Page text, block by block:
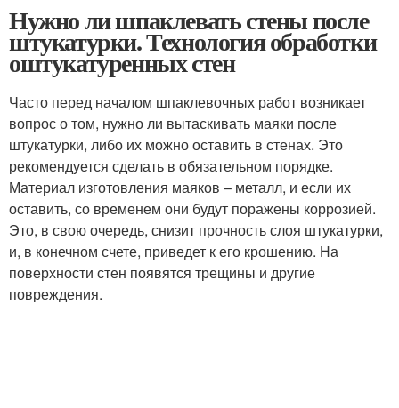
Нужно ли шпаклевать стены после
штукатурки. Технология обработки
оштукатуренных стен
Часто перед началом шпаклевочных работ возникает
вопрос о том, нужно ли вытаскивать маяки после
штукатурки, либо их можно оставить в стенах. Это
рекомендуется сделать в обязательном порядке.
Материал изготовления маяков – металл, и если их
оставить, со временем они будут поражены коррозией.
Это, в свою очередь, снизит прочность слоя штукатурки,
и, в конечном счете, приведет к его крошению. На
поверхности стен появятся трещины и другие
повреждения.